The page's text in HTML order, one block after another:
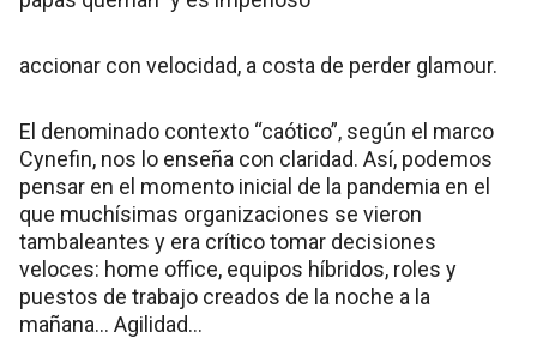
accionar con velocidad, a costa de perder glamour.
El denominado contexto “caótico”, según el marco
Cynefin, nos lo enseña con claridad. Así, podemos
pensar en el momento inicial de la pandemia en el
que muchísimas organizaciones se vieron
tambaleantes y era crítico tomar decisiones
veloces: home office, equipos híbridos, roles y
puestos de trabajo creados de la noche a la
mañana… Agilidad…